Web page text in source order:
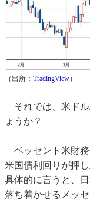
（出所： TradingView）
それでは、米ドル
ょうか？
ベッセント米財務
米国債利回りが押
具体的に言うと、
落ち着かせるメッ